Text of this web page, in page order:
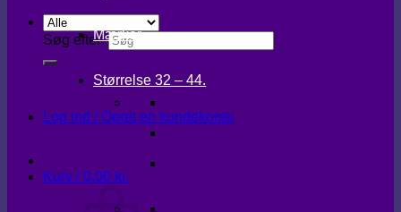
Søg efter:
Log ind / Opret en kundekonto
Kurv /0,00 kr.
Mærker
Størrelse 32 – 44.